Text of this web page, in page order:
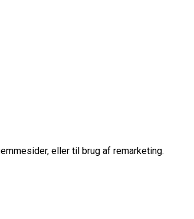
eller til brug af remarketing.